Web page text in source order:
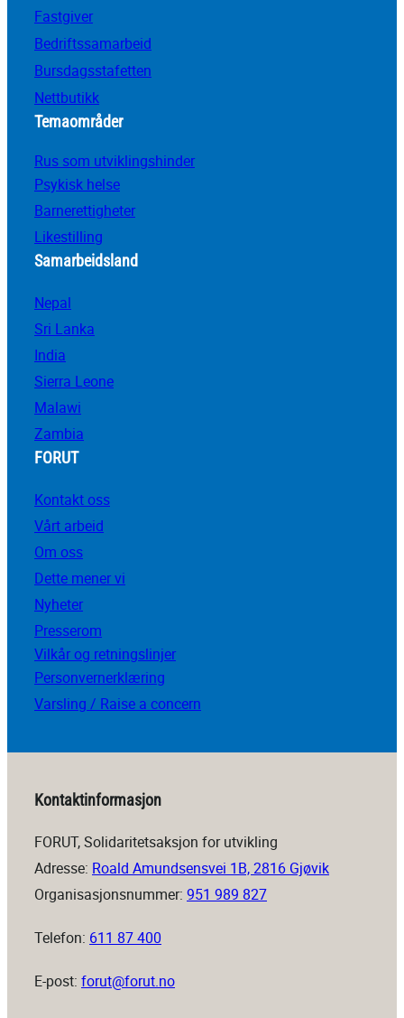
Fastgiver
Bedriftssamarbeid
Bursdagsstafetten
Nettbutikk
Temaområder
Rus som utviklingshinder
Psykisk helse
Barnerettigheter
Likestilling
Samarbeidsland
Nepal
Sri Lanka
India
Sierra Leone
Malawi
Zambia
FORUT
Kontakt oss
Vårt arbeid
Om oss
Dette mener vi
Nyheter
Presserom
Vilkår og retningslinjer
Personvernerklæring
Varsling / Raise a concern
Kontaktinformasjon
FORUT, Solidaritetsaksjon for utvikling
Adresse: Roald Amundsensvei 1B, 2816 Gjøvik
Organisasjonsnummer: 951 989 827
Telefon: 611 87 400
E-post: forut@forut.no